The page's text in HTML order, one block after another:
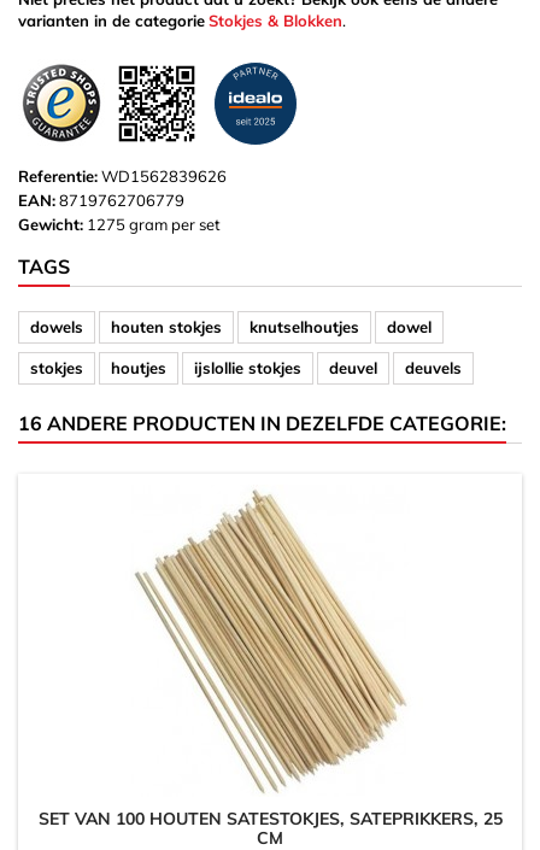
varianten in de categorieStokjes & Blokken.
Referentie:WD1562839626
EAN:8719762706779
Gewicht: 1275 gram per set
TAGS
dowels houten stokjes knutselhoutjes dowel
stokjes houtjes ijslollie stokjes deuvel deuvels
16 ANDERE PRODUCTEN IN DEZELFDE CATEGORIE:
SET VAN 100 HOUTEN SATESTOKJES, SATEPRIKKERS, 25
CM